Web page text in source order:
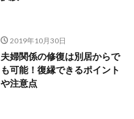
2019年10月30日
夫婦関係の修復は別居からで
も可能！復縁できるポイント
や注意点